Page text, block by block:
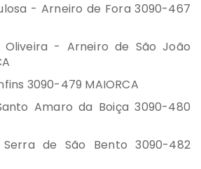
- Arneiro de Fora 3090-467
- Arneiro de São João
3090-479 MAIORCA
Amaro da Boiça 3090-480
de São Bento 3090-482